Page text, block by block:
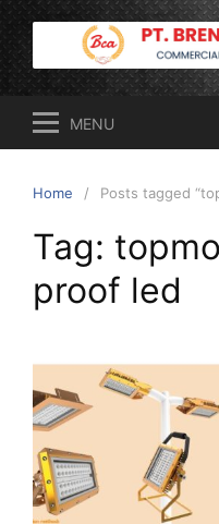
Skip
content
MENU
Home Posts tagged
Tag:
proof led